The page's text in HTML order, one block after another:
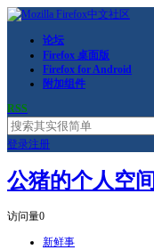
论坛
Firefox 桌面版
Firefox for Android
附加组件
RSS
登录注册
公猪的个人空间
访问量0
新鲜事